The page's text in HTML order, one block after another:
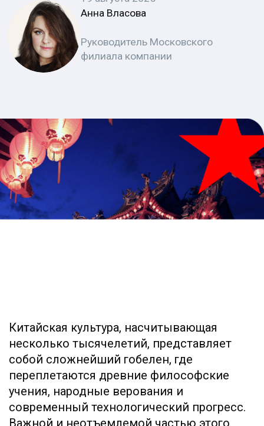
Китайская культура, насчитывающая
несколько тысячелетий, представляет
первый взгляд, могут показаться
иррациональными пережитками прошлого.
Однако для того, чтобы
понять их истинную суть,
необходимо отказаться от
европоцентричного
взгляда на «суеверие» как
на нечто невежественное.